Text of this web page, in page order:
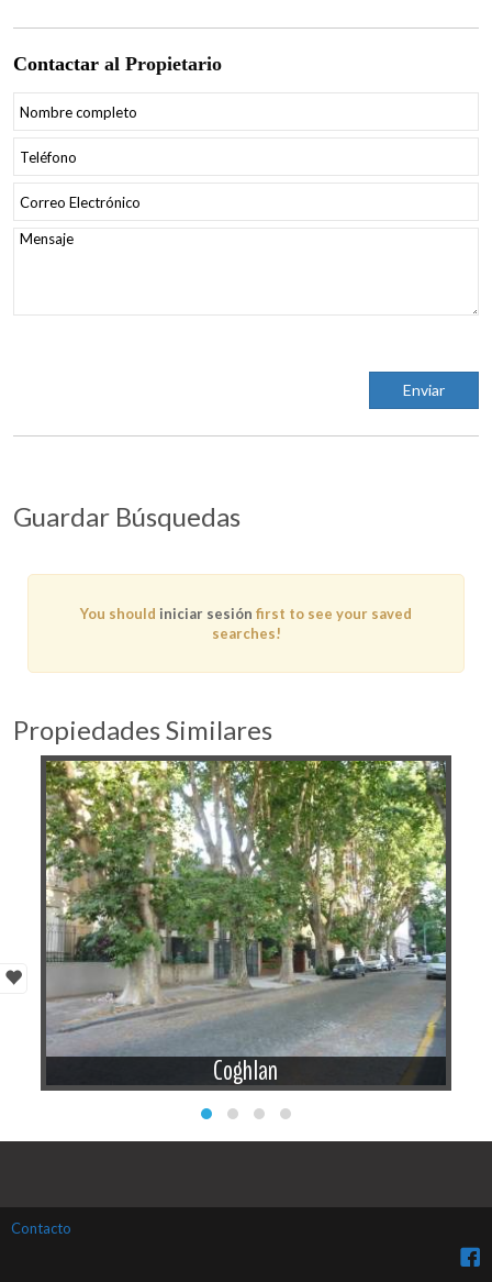
Contactaral Propietario
Guardar Búsquedas
You should iniciar sesión first to see your saved
searches!
Propiedades Similares
Coghlan
Contacto